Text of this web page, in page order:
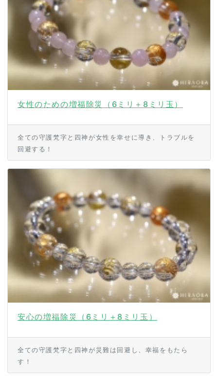
女性のための増福除災（6ミリ＋8ミリ玉）
全ての守護梵字と四神が女性を幸せに導き、トラブルを
回避する！
安心の増福除災（6ミリ＋8ミリ玉）
全ての守護梵字と四神が災難は回避し、幸福をもたら
す！